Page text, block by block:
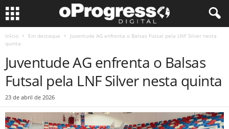
Início Em destaque
Juventude AG enfrenta o Balsas Futsal pela LNF Silver nesta
quinta
Juventude AG enfrenta o Balsas
Futsal pela LNF Silver nesta quinta
23 de abril de 2026